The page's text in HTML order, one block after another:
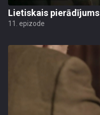
Lietiskais pierādījums
11. epizode